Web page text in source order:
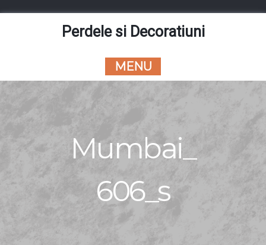
Perdele si Decoratiuni
MENU
Mumbai_
606_s